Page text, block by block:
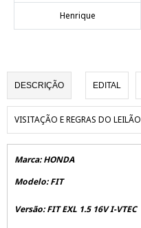
Henrique
DESCRIÇÃO EDITAL
VISITAÇÃO E REGRAS DO LEILÃO
Marca: HONDA
Modelo: FIT
Versão: FIT EXL 1.5 16V I-VTEC